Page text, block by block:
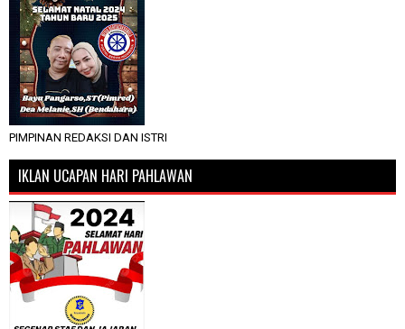
PIMPINAN REDAKSI DAN ISTRI
IKLAN UCAPAN HARI PAHLAWAN